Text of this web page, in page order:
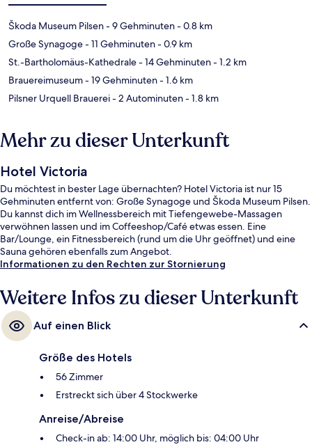
Škoda Museum Pilsen- 9 Gehminuten- 0.8 km
Große Synagoge- 11 Gehminuten- 0.9 km
St.-Bartholomäus-Kathedrale- 14 Gehminuten- 1.2 km
Brauereimuseum- 19 Gehminuten- 1.6 km
Pilsner Urquell Brauerei- 2 Autominuten- 1.8 km
Mehr zu dieser Unterkunft
Hotel Victoria
Du möchtest in bester Lage übernachten? Hotel Victoria ist nur 15
Gehminuten entfernt von: Große Synagoge und Škoda Museum Pilsen.
Du kannst dich im Wellnessbereich mit Tiefengewebe-Massagen
verwöhnen lassen und im Coffeeshop/Café etwas essen. Eine
Bar/Lounge, ein Fitnessbereich (rund um die Uhr geöffnet) und eine
Sauna gehören ebenfalls zum Angebot.
Informationen zu den Rechten zur Stornierung
Weitere Infos zu dieser Unterkunft
Auf einen Blick
Größe des Hotels
56 Zimmer
Erstreckt sich über 4 Stockwerke
Anreise/Abreise
Check-in ab: 14:00 Uhr, möglich bis: 04:00 Uhr